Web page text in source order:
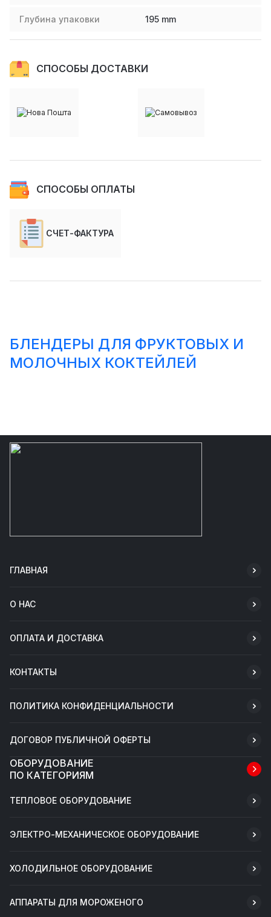
Глубина упаковки 195 mm
СПОСОБЫ ДОСТАВКИ
СПОСОБЫ ОПЛАТЫ
СЧЕТ-ФАКТУРА
БЛЕНДЕРЫ ДЛЯ ФРУКТОВЫХ И
МОЛОЧНЫХ КОКТЕЙЛЕЙ
ГЛАВНАЯ
О НАС
ОПЛАТА И ДОСТАВКА
КОНТАКТЫ
ПОЛИТИКА КОНФИДЕНЦИАЛЬНОСТИ
ДОГОВОР ПУБЛИЧНОЙ ОФЕРТЫ
ОБОРУДОВАНИЕ
ПО КАТЕГОРИЯМ
ТЕПЛОВОЕ ОБОРУДОВАНИЕ
ЭЛЕКТРО-МЕХАНИЧЕСКОЕ ОБОРУДОВАНИЕ
ХОЛОДИЛЬНОЕ ОБОРУДОВАНИЕ
АППАРАТЫ ДЛЯ МОРОЖЕНОГО